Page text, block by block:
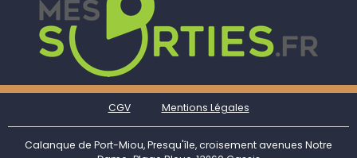
CGV Mentions Légales
Calanque de Port-Miou, Presqu'île, croisement avenues Notre